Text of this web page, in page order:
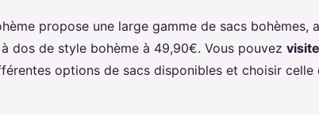
propose une large gamme de sacs bohèmes,
dos de style bohème à 49,90€. Vous pouvez
options de sacs disponibles et choisir celle